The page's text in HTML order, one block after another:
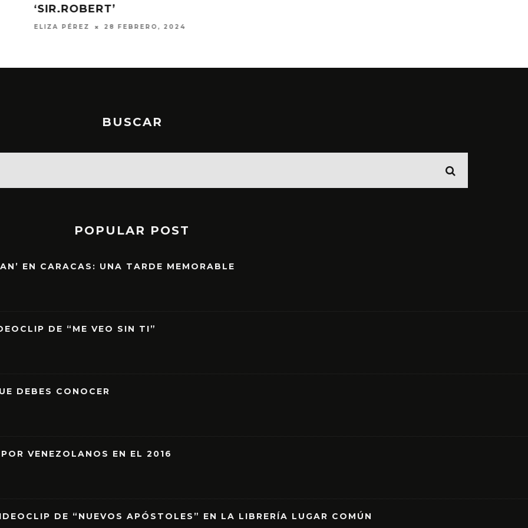
‘AMERICAN DREAM’
ANDRÉS PÉREZ 12 ENERO, 2024
BUSCAR
POPULAR POST
EN CARACAS: UNA TARDE MEMORABLE
DE “ME VEO SIN TI”
DEBES CONOCER
VENEZOLANOS EN EL 2016
DE “NUEVOS APÓSTOLES” EN LA LIBRERÍA LUGAR COMÚN